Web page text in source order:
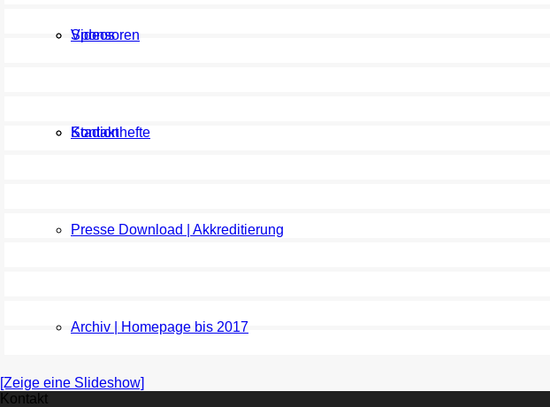
Sponsoren
Kontakt
Videos
Stadionhefte
Presse Download | Akkreditierung
Archiv | Homepage bis 2017
[Zeige eine Slideshow]
Kontakt